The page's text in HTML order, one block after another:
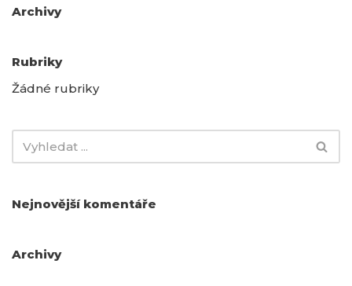
Archivy
Rubriky
Žádné rubriky
Nejnovější komentáře
Archivy